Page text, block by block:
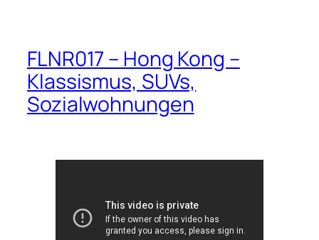
FLNR017 – Hong Kong –
Klassismus, SUVs,
Sozialwohnungen